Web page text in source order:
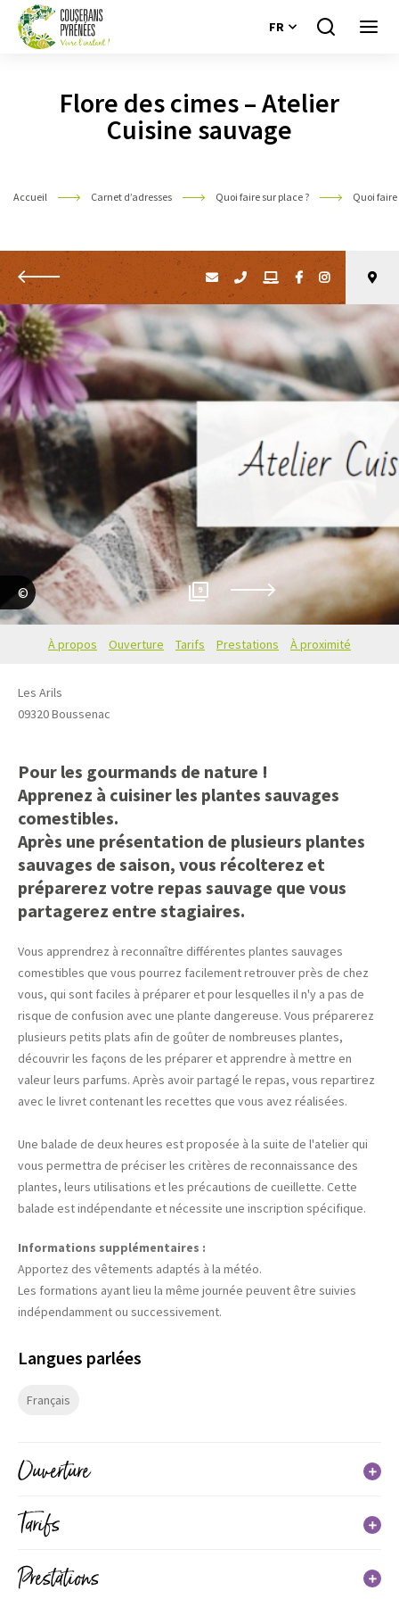
FR
Je
Flore des cimes – Atelier
Cuisine sauvage
Accueil Carnet d’adresses Quoi faire sur place ? Quoi
Retour
Flore des cimes 9
À propos Ouverture Tarifs Prestations À proximité
Les Arils
09320Boussenac
Pour les gourmands de nature !
Apprenez à cuisiner les plantes sauvages
comestibles.
Après une présentation de plusieurs plantes
sauvages de saison, vous récolterez et
préparerez votre repas sauvage que vous
partagerez entre stagiaires.
Vous apprendrez à reconnaître différentes plantes sauvages
comestibles que vous pourrez facilement retrouver près de chez
vous, qui sont faciles à préparer et pour lesquelles il n'y a pas de
risque de confusion avec une plante dangereuse. Vous préparerez
plusieurs petits plats afin de goûter de nombreuses plantes,
découvrir les façons de les préparer et apprendre à mettre en
valeur leurs parfums. Après avoir partagé le repas, vous repartirez
avec le livret contenant les recettes que vous avez réalisées.
Une balade de deux heures est proposée à la suite de l'atelier qui
vous permettra de préciser les critères de reconnaissance des
plantes, leurs utilisations et les précautions de cueillette. Cette
balade est indépendante et nécessite une inscription spécifique.
Informations supplémentaires :
Apportez des vêtements adaptés à la météo.
Les formations ayant lieu la même journée peuvent être suivies
indépendamment ou successivement.
Langues parlées
Français
Ouverture
Tarifs
Prestations